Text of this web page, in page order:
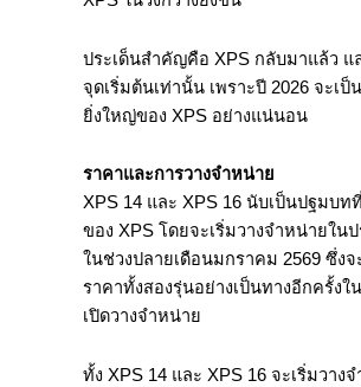
ประเด็นสำคัญคือ XPS กลับมาแล้ว แ
จุดเริ่มต้นเท่านั้น เพราะปี 2026 จะเ
ยิ่งใหญ่ของ XPS อย่างแน่นอน
ราคาและการวางจำหน่าย
XPS 14 และ XPS 16 นับเป็นปฐมบท
ของ XPS โดยจะเริ่มวางจำหน่ายใน
ในช่วงปลายเดือนมกราคม 2569 ซึ่งจ
ราคาทั้งสองรุ่นอย่างเป็นทางอีกครั้งใ
เปิดวางจำหน่าย
ทั้ง XPS 14 และ XPS 16 จะเริ่มวาง